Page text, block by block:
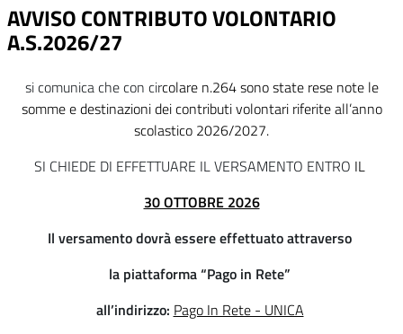
AVVISO CONTRIBUTO VOLONTARIO
A.S.2026/27
si comunica che con circolare n.264 sono state rese note le
somme e destinazioni dei contributi volontari riferite all’anno
scolastico 2026/2027.
SI CHIEDE DI EFFETTUARE IL VERSAMENTO ENTRO IL
30 OTTOBRE 2026
Il versamento dovrà essere effettuato attraverso
la piattaforma “Pago in Rete”
all’indirizzo: Pago In Rete - UNICA